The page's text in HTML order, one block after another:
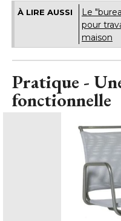
À LIRE AUSSI
Le
pour
maison
Pratique -
fonctionnelle